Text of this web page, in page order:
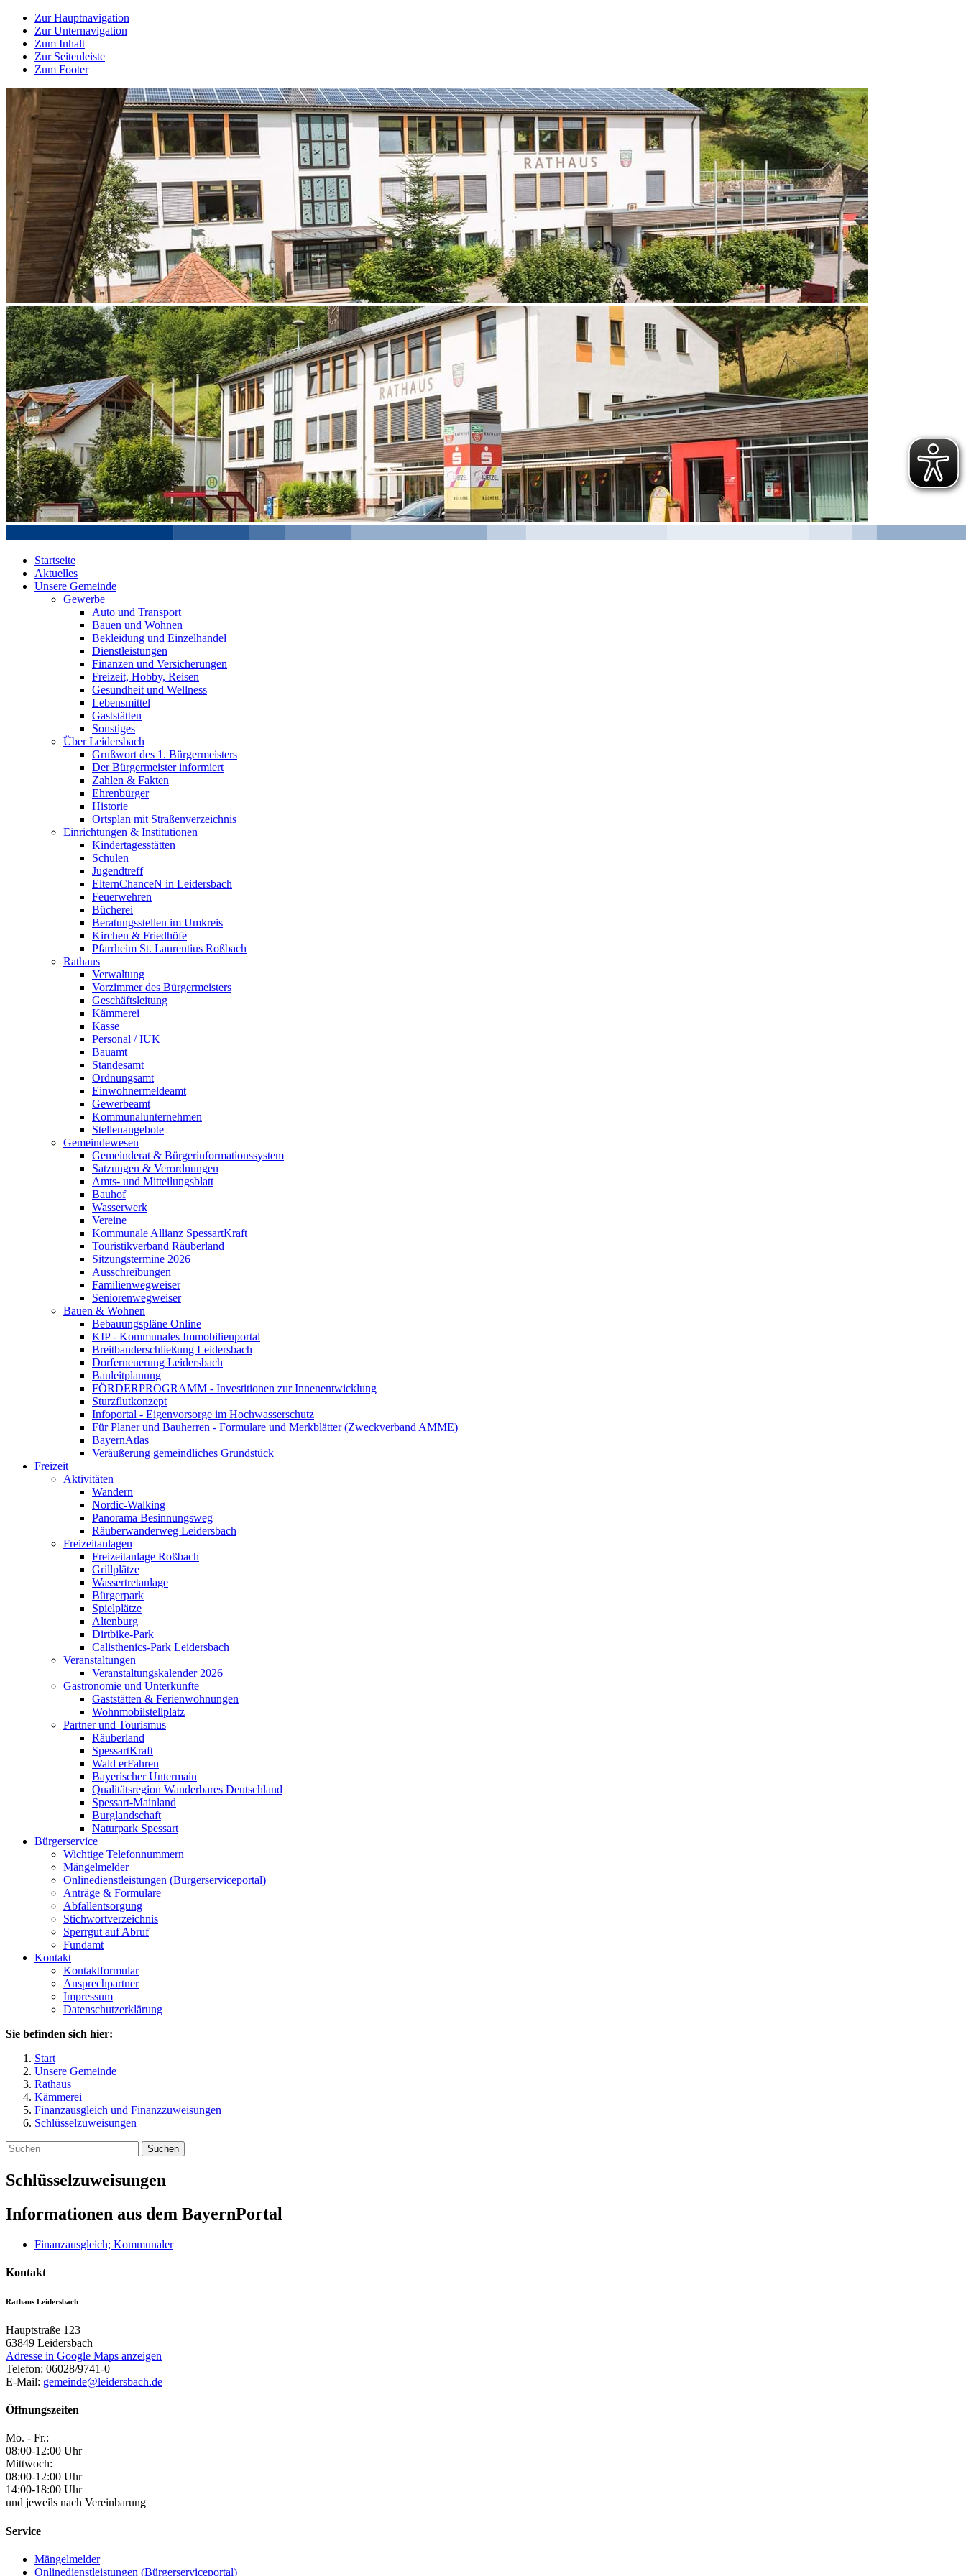
Zur Hauptnavigation
Zur Unternavigation
Zum Inhalt
Zur Seitenleiste
Zum Footer
Startseite
Aktuelles
Unsere Gemeinde
Gewerbe
Auto und Transport
Bauen und Wohnen
Bekleidung und Einzelhandel
Dienstleistungen
Finanzen und Versicherungen
Freizeit, Hobby, Reisen
Gesundheit und Wellness
Lebensmittel
Gaststätten
Sonstiges
Über Leidersbach
Grußwort des 1. Bürgermeisters
Der Bürgermeister informiert
Zahlen & Fakten
Ehrenbürger
Historie
Ortsplan mit Straßenverzeichnis
Einrichtungen & Institutionen
Kindertagesstätten
Schulen
Jugendtreff
ElternChanceN in Leidersbach
Feuerwehren
Bücherei
Beratungsstellen im Umkreis
Kirchen & Friedhöfe
Pfarrheim St. Laurentius Roßbach
Rathaus
Verwaltung
Vorzimmer des Bürgermeisters
Geschäftsleitung
Kämmerei
Kasse
Personal / IUK
Bauamt
Standesamt
Ordnungsamt
Einwohnermeldeamt
Gewerbeamt
Kommunalunternehmen
Stellenangebote
Gemeindewesen
Gemeinderat & Bürgerinformationssystem
Satzungen & Verordnungen
Amts- und Mitteilungsblatt
Bauhof
Wasserwerk
Vereine
Kommunale Allianz SpessartKraft
Touristikverband Räuberland
Sitzungstermine 2026
Ausschreibungen
Familienwegweiser
Seniorenwegweiser
Bauen & Wohnen
Bebauungspläne Online
KIP - Kommunales Immobilienportal
Breitbanderschließung Leidersbach
Dorferneuerung Leidersbach
Bauleitplanung
FÖRDERPROGRAMM - Investitionen zur Innenentwicklung
Sturzflutkonzept
Infoportal - Eigenvorsorge im Hochwasserschutz
Für Planer und Bauherren - Formulare und Merkblätter (Zweckverband AMME)
BayernAtlas
Veräußerung gemeindliches Grundstück
Freizeit
Aktivitäten
Wandern
Nordic-Walking
Panorama Besinnungsweg
Räuberwanderweg Leidersbach
Freizeitanlagen
Freizeitanlage Roßbach
Grillplätze
Wassertretanlage
Bürgerpark
Spielplätze
Altenburg
Dirtbike-Park
Calisthenics-Park Leidersbach
Veranstaltungen
Veranstaltungskalender 2026
Gastronomie und Unterkünfte
Gaststätten & Ferienwohnungen
Wohnmobilstellplatz
Partner und Tourismus
Räuberland
SpessartKraft
Wald erFahren
Bayerischer Untermain
Qualitätsregion Wanderbares Deutschland
Spessart-Mainland
Burglandschaft
Naturpark Spessart
Bürgerservice
Wichtige Telefonnummern
Mängelmelder
Onlinedienstleistungen (Bürgerserviceportal)
Anträge & Formulare
Abfallentsorgung
Stichwortverzeichnis
Sperrgut auf Abruf
Fundamt
Kontakt
Kontaktformular
Ansprechpartner
Impressum
Datenschutzerklärung
Sie befinden sich hier:
Start
Unsere Gemeinde
Rathaus
Kämmerei
Finanzausgleich und Finanzzuweisungen
Schlüsselzuweisungen
Suchen
Schlüsselzuweisungen
Informationen aus dem BayernPortal
Finanzausgleich; Kommunaler
Kontakt
Rathaus Leidersbach
Hauptstraße 123
63849 Leidersbach
Adresse in Google Maps anzeigen
Telefon: 06028/9741-0
E-Mail: gemeinde@leidersbach.de
Öffnungszeiten
Mo. - Fr.:
08:00-12:00 Uhr
Mittwoch:
08:00-12:00 Uhr
14:00-18:00 Uhr
und jeweils nach Vereinbarung
Service
Mängelmelder
Onlinedienstleistungen (Bürgerserviceportal)